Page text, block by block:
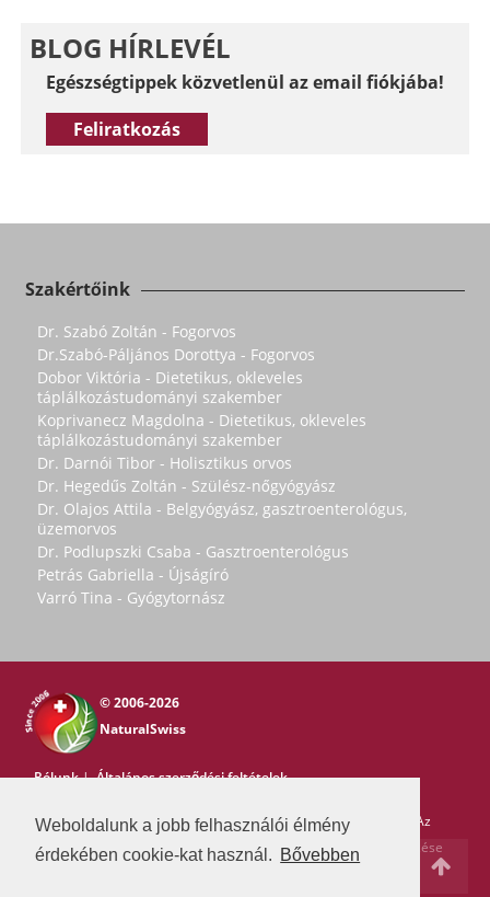
Weboldalunk a jobb felhasználói élmény
érdekében cookie-kat használ. Bővebben
BLOG HÍRLEVÉL
Egészségtippek közvetlenül az email fiókjába!
Feliratkozás
Szakértőink
Dr. Szabó Zoltán - Fogorvos
Dr.Szabó-Páljános Dorottya - Fogorvos
Dobor Viktória - Dietetikus, okleveles
táplálkozástudományi szakember
Koprivanecz Magdolna - Dietetikus, okleveles
táplálkozástudományi szakember
Dr. Darnói Tibor - Holisztikus orvos
Dr. Hegedűs Zoltán - Szülész-nőgyógyász
Dr. Olajos Attila - Belgyógyász, gasztroenterológus,
üzemorvos
Dr. Podlupszki Csaba - Gasztroenterológus
Petrás Gabriella - Újságíró
Varró Tina - Gyógytornász
© 2006-2026
NaturalSwiss
Rólunk|Általános szerződési feltételek
Copyright © 2006-2026 NaturalSwissMinden jog fenntartva. Az
oldal tartalma nem másolható a Natural Swiss írásos beleegyezése